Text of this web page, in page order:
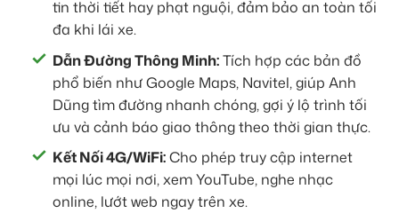
tin thời tiết hay phạt nguội, đảm bảo an toàn tối
đa khi lái xe.
Dẫn Đường Thông Minh:Tích hợp các bản đồ
phổ biến như Google Maps, Navitel, giúp Anh
Dũng tìm đường nhanh chóng, gợi ý lộ trình tối
ưu và cảnh báo giao thông theo thời gian thực.
Kết Nối 4G/WiFi:Cho phép truy cập internet
mọi lúc mọi nơi, xem YouTube, nghe nhạc
online, lướt web ngay trên xe.